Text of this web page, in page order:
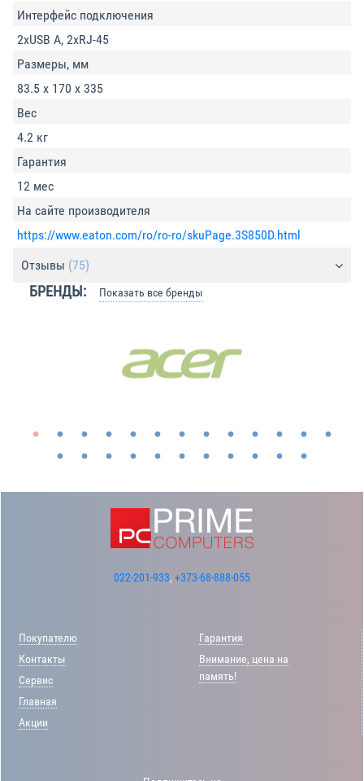
Интерфейс подключения
2xUSB A, 2xRJ-45
Размеры, мм
83.5 x 170 x 335
Вес
4.2 кг
Гарантия
12 мес
На сайте производителя
https://www.eaton.com/ro/ro-ro/skuPage.3S850D.html
Отзывы (75)
БРЕНДЫ: Показать все бренды
022-201-933, +373-68-888-055
Покупателю
Контакты
Сервис
Главная
Акции
Гарантия
Внимание, цена на
память!